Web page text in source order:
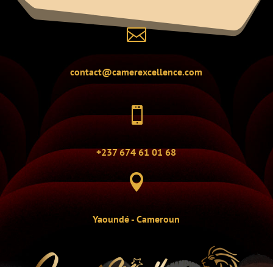

contact@camerexcellence.com

+237 674 61 01 68

Yaoundé - Cameroun